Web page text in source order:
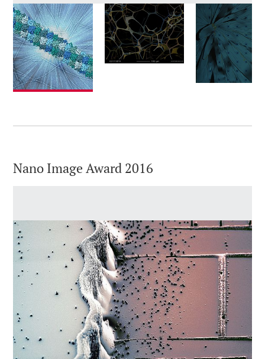
Nano Image Award 2016